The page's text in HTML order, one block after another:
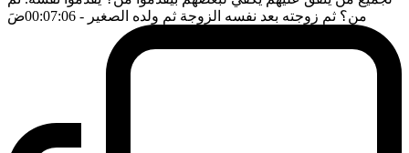
من؟ ثم زوجته بعد نفسه الزوجة ثم ولده الصغير - 00:07:06 ضَ